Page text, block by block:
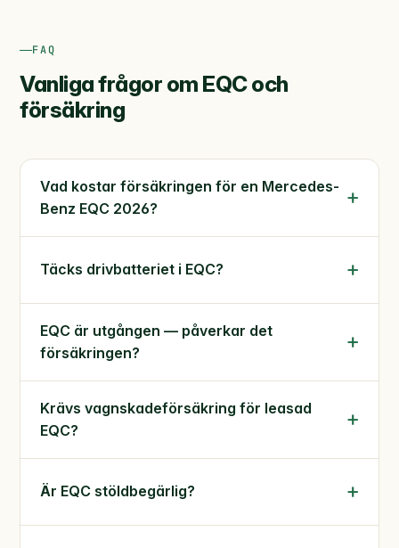
FAQ
Vanliga frågor om EQC och
försäkring
Vad kostar försäkringen för en Mercedes-
Benz EQC 2026?
Täcks drivbatteriet i EQC?
EQC är utgången — påverkar det
försäkringen?
Krävs vagnskadeförsäkring för leasad
EQC?
Är EQC stöldbegärlig?